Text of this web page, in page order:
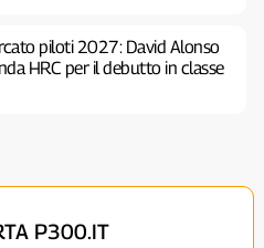
piloti 2027: David Alonso
HRC per il debutto in classe
P300.IT